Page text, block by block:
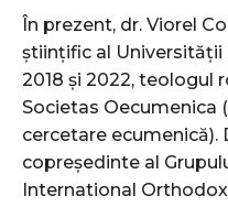
În prezent, dr. Viorel
științific al Universității
2018 și 2022, teologul
Societas Oecumenica
cercetare ecumenică).
copreședinte al
International